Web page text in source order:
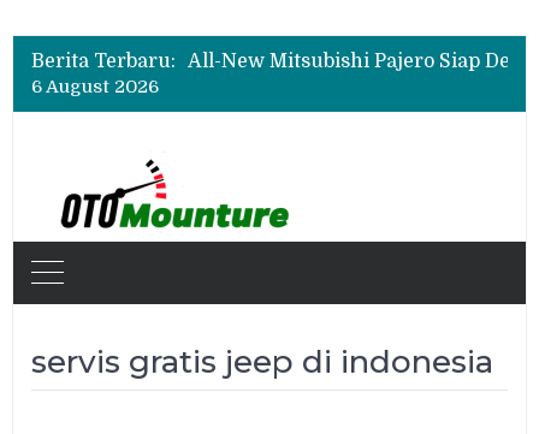
Berita Terbaru:
6 August 2026
servis gratis jeep di indonesia